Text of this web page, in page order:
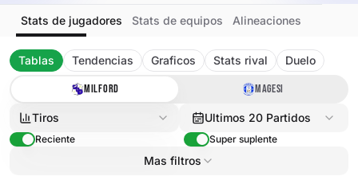
Stats de jugadores Stats de equipos Alineaciones
Tablas Tendencias Graficos Stats rival Duelo
MILFORD MAGESI
Tiros Ultimos 20 Partidos
Reciente Super suplente
Mas filtros